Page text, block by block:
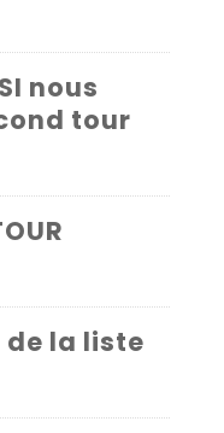
nous
tour
la liste